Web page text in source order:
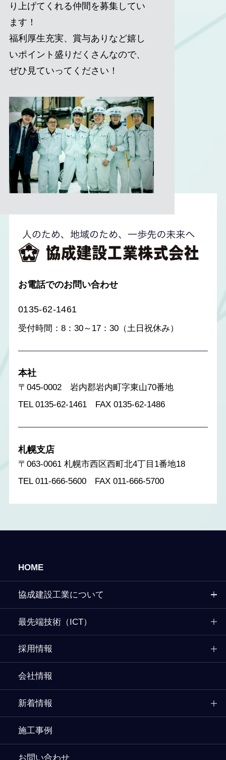
り上げてくれる仲間を募集してい
ます！
福利厚生充実、賞与ありなど嬉し
いポイント盛りだくさんなので、
ぜひ見ていってください！
お電話でのお問い合わせ
0135-62-1461
受付時間：8：30～17：30（土日祝休み）
本社
〒045-0002 岩内郡岩内町字東山70番地
TEL 0135-62-1461 FAX 0135-62-1486
札幌支店
〒063-0061 札幌市西区西町北4丁目1番地18
TEL 011-666-5600 FAX 011-666-5700
HOME
協成建設工業について
最先端技術（ICT）
採用情報
会社情報
新着情報
施工事例
お問い合わせ